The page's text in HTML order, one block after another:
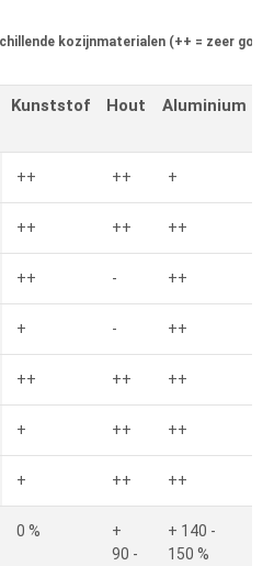
kozijnmaterialen (++ = zeer goed,
Kunststof Hout Aluminium
0 %
+
90 -
+ 140 -
150 %
++ ++ +
++ ++ ++
++ - ++
+ - ++
++ ++ ++
+ ++ ++
+ ++ ++